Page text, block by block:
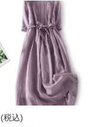
(税込)